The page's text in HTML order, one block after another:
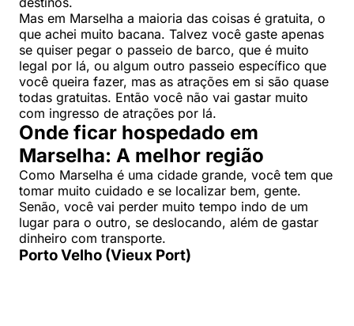
Mas em Marselha a maioria das coisas é gratuita, o
que achei muito bacana. Talvez você gaste apenas
se quiser pegar o passeio de barco, que é muito
legal por lá, ou algum outro passeio específico que
você queira fazer, mas as atrações em si são quase
todas gratuitas. Então você não vai gastar muito
com ingresso de atrações por lá.
Onde ficar hospedado em
Marselha: A melhor região
Como Marselha é uma cidade grande, você tem que
tomar muito cuidado e se localizar bem, gente.
Senão, você vai perder muito tempo indo de um
lugar para o outro, se deslocando, além de gastar
dinheiro com transporte.
Porto Velho (Vieux Port)